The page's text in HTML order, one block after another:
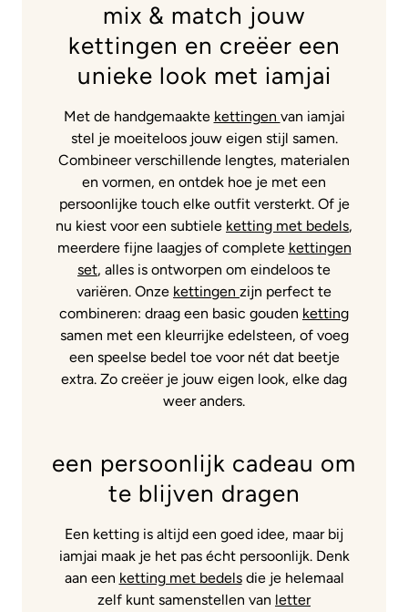
mix & match jouw
kettingen en creëer een
unieke look met iamjai
Met de handgemaakte kettingen van iamjai
stel je moeiteloos jouw eigen stijl samen.
Combineer verschillende lengtes, materialen
en vormen, en ontdek hoe je met een
persoonlijke touch elke outfit versterkt. Of je
nu kiest voor een subtiele ketting met bedels,
meerdere fijne laagjes of complete kettingen
set, alles is ontworpen om eindeloos te
variëren. Onze kettingen zijn perfect te
combineren: draag een basic gouden ketting
samen met een kleurrijke edelsteen, of voeg
een speelse bedel toe voor nét dat beetje
extra. Zo creëer je jouw eigen look, elke dag
weer anders.
een persoonlijk cadeau om
te blijven dragen
Een ketting is altijd een goed idee, maar bij
iamjai maak je het pas écht persoonlijk. Denk
aan een ketting met bedelsdie je helemaal
zelf kunt samenstellen van letter